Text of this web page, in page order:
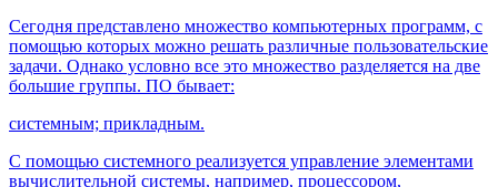
Сегодня представлено множество компьютерных программ, с
помощью которых можно решать различные пользовательские
задачи. Однако условно все это множество разделяется на две
большие группы. ПО бывает:
системным; прикладным.
С помощью системного реализуется управление элементами
вычислительной системы, например, процессором,